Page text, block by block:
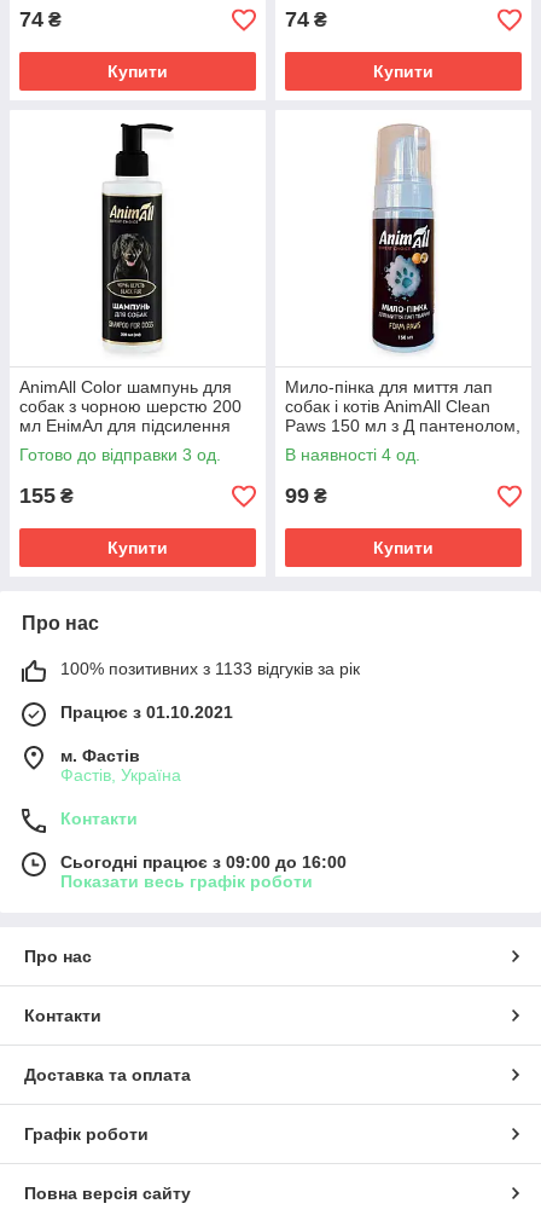
74 ₴
Купити
74 ₴
Купити
AnimAll Color шампунь для
собак з чорною шерстю 200
мл ЕнімАл для підсилення
кольору та захисту від
вигорання
Готово до відправки 3 од.
155 ₴
Купити
Мило-пінка для миття лап
собак і котів AnimAll Clean
Paws 150 мл з Д пантенолом,
алое та екстрактами трав від
реагентів і бруду
В наявності 4 од.
99 ₴
Купити
Про нас
100% позитивних з 1133 відгуків за рік
Працює з 01.10.2021
м. Фастів
Фастів, Україна
Контакти
Сьогодні працює з 09:00 до 16:00
Показати весь графік роботи
Про нас
Контакти
Доставка та оплата
Графік роботи
Повна версія сайту